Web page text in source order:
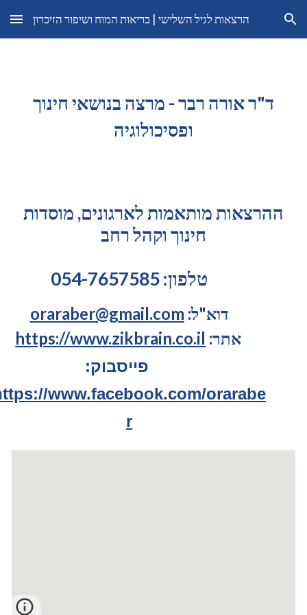
Skip to main content Skip to navigationהרצאות לגיל השלישי | בריאות המוח ושיפור הזיכרון
ד"ר אורה רבר- מרצה בנושאי חינוך
ופסיכולוגיה
ההרצאות מותאמות לארגונים, מוסדות
חינוך וקהל רחב
טלפון: 054-7657585
דוא"ל: oraraber@gmail.com
אתר: https://www.zikbrain.co.il
פייסבוק:
www.facebook.com/orarabe
r